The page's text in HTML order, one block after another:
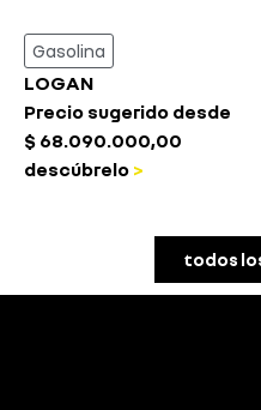
Gasolina
LOGAN
Precio sugerido desde
$ 68.090.000,00
descúbrelo >
todos